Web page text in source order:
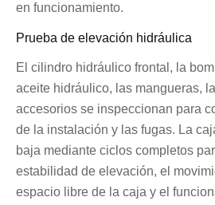
en funcionamiento.
Prueba de elevación hidráulica
El cilindro hidráulico frontal, la
aceite hidráulico, las mangueras,
accesorios se inspeccionan para
de la instalación y las fugas. La
baja mediante ciclos completos
estabilidad de elevación, el
espacio libre de la caja y el